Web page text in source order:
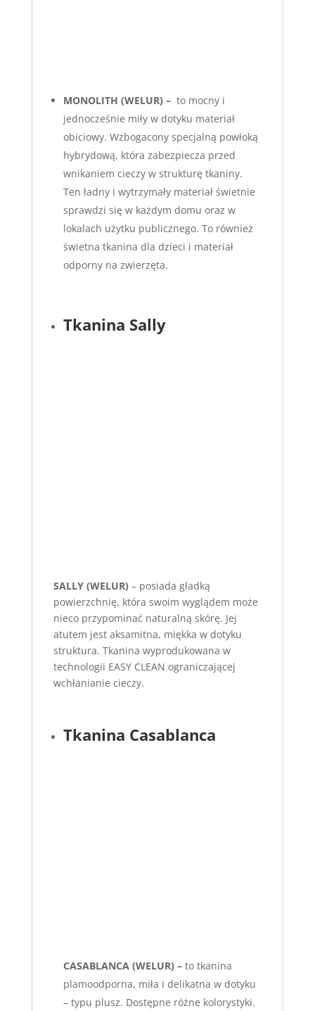
MONOLITH (WELUR) – to mocny i
jednocześnie miły w dotyku materiał
obiciowy. Wzbogacony specjalną powłoką
hybrydową, która zabezpiecza przed
wnikaniem cieczy w strukturę tkaniny.
Ten ładny i wytrzymały materiał świetnie
sprawdzi się w każdym domu oraz w
lokalach użytku publicznego. To również
świetna tkanina dla dzieci i materiał
odporny na zwierzęta.
Tkanina Sally
SALLY (WELUR) – posiada gładką
powierzchnię, która swoim wyglądem może
nieco przypominać naturalną skórę. Jej
atutem jest aksamitna, miękka w dotyku
struktura. Tkanina wyprodukowana w
technologii EASY CLEAN ograniczającej
wchłanianie cieczy.
Tkanina Casablanca
CASABLANCA (WELUR) –to tkanina
plamoodporna, miła i delikatna w dotyku
– typu plusz. Dostępne różne kolorystyki.